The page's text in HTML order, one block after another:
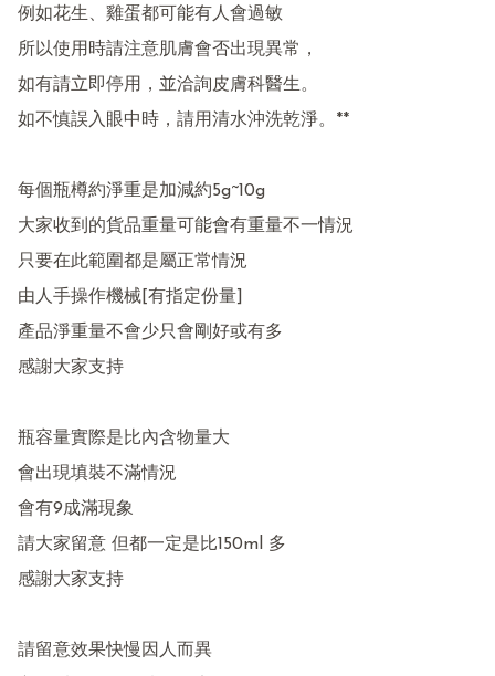
例如花生、雞蛋都可能有人會過敏
所以使用時請注意肌膚會否出現異常，
如有請立即停用，並洽詢皮膚科醫生。
如不慎誤入眼中時，請用清水沖洗乾淨。**
每個瓶樽約淨重是加減約5g~10g
大家收到的貨品重量可能會有重量不一情況
只要在此範圍都是屬正常情況
由人手操作機械[有指定份量]
產品淨重量不會少只會剛好或有多
感謝大家支持
瓶容量實際是比內含物量大
會出現填裝不滿情況
會有9成滿現象
請大家留意 但都一定是比150ml 多
感謝大家支持
請留意效果快慢因人而異